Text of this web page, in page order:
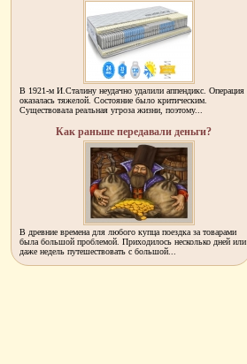
В 1921-м И.Сталину неудачно удалили аппендикс. Операция
оказалась тяжелой. Состояние было критическим.
Существовала реальная угроза жизни, поэтому...
Как раньше передавали деньги?
В древние времена для любого купца поездка за товарами
была большой проблемой. Приходилось несколько дней или
даже недель путешествовать с большой...